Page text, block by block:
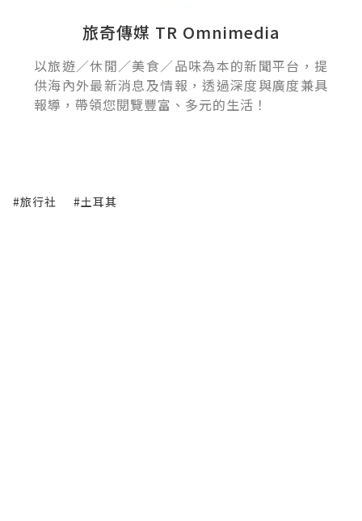
旅奇傳媒 TR Omnimedia
以旅遊／休閒／美食／品味為本的新聞平台，提
供海內外最新消息及情報，透過深度與廣度兼具
報導，帶領您閱覽豐富、多元的生活！
#旅行社 #土耳其